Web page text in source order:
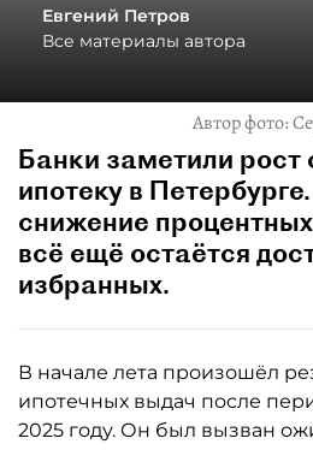
Евгений Петров
Все материалы автора
Автор фото:
Банки заметили рост
ипотеку в
снижение
всё ещё остаётся
избранных.
В начале лета произошёл
ипотечных выдач после
2025 году. Он был вызван